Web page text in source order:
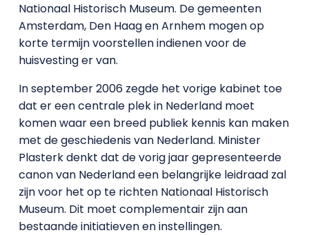
Nationaal Historisch Museum. De gemeenten
Amsterdam, Den Haag en Arnhem mogen op
korte termijn voorstellen indienen voor de
huisvesting er van.
In september 2006 zegde het vorige kabinet toe
dat er een centrale plek in Nederland moet
komen waar een breed publiek kennis kan maken
met de geschiedenis van Nederland. Minister
Plasterk denkt dat de vorig jaar gepresenteerde
canon van Nederland een belangrijke leidraad zal
zijn voor het op te richten Nationaal Historisch
Museum. Dit moet complementair zijn aan
bestaande initiatieven en instellingen.